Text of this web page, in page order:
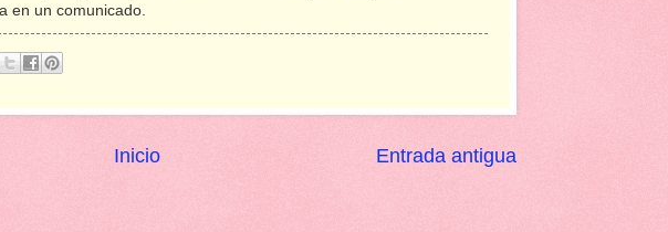
en un comunicado.
Entrada antigua
Inicio